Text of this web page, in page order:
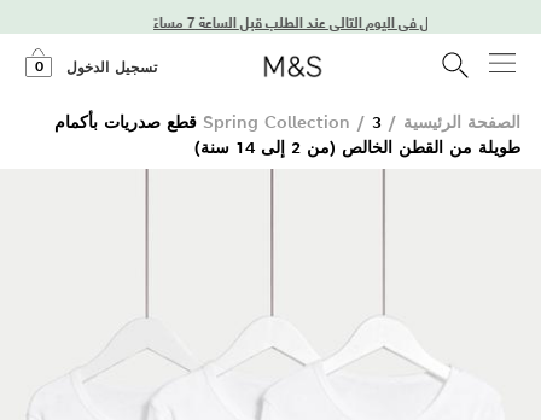
توصيل في اليوم التالي عند الطلب قبل الساعة 7 مساءً
تسجيل الدخول 0
الصفحة الرئيسية /
Spring Collection /
3 قطع صدريات بأكمام
طويلة من القطن الخالص (من 2 إلى 14 سنة)